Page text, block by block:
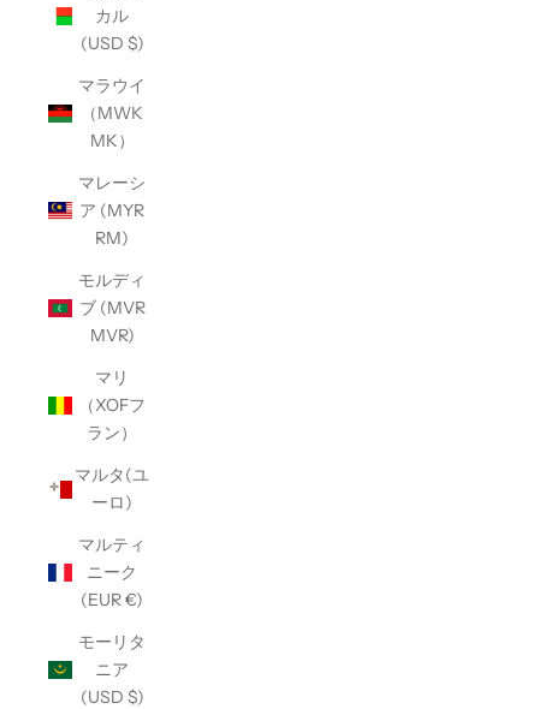
カル
(USD $)
マラウイ
（MWK
MK）
マレーシ
ア (MYR
RM)
モルディ
ブ (MVR
MVR)
マリ
（XOFフ
ラン）
マルタ(ユ
ーロ)
マルティ
ニーク
(EUR €)
モーリタ
ニア
(USD $)